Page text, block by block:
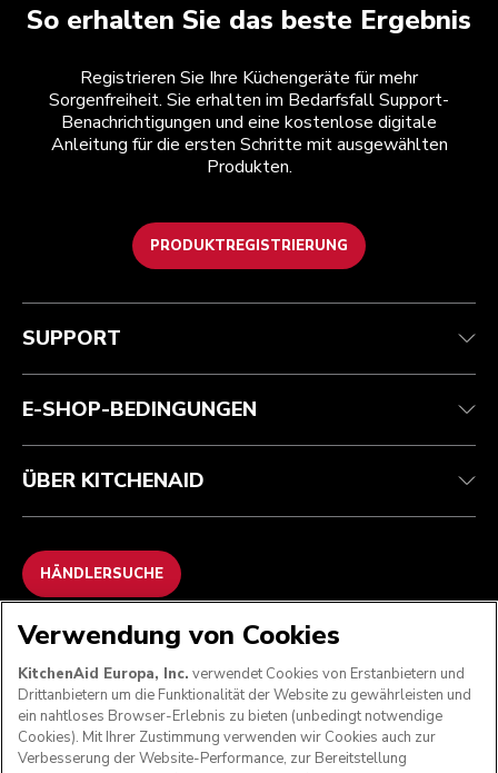
So erhalten Sie das beste Ergebnis
Registrieren Sie Ihre Küchengeräte für mehr
Sorgenfreiheit. Sie erhalten im Bedarfsfall Support-
Benachrichtigungen und eine kostenlose digitale
Anleitung für die ersten Schritte mit ausgewählten
Produkten.
PRODUKTREGISTRIERUNG
Health Check
Verfolgen Sie Ihre Bestellung
Garantie und Dokumente
Häufig gestellte fragen
Teilnahmebedingungen
Rückgaben und Erstattungen
Impressum
ODR
Die Marke
Händlersuche
SUPPORT
E-SHOP-BEDINGUNGEN
ÜBER KITCHENAID
HÄNDLERSUCHE
WIR AKZEPTIEREN
FOLGEN SIE UNS
Verwendung von Cookies
KitchenAid Europa, Inc. verwendet Cookies von Erstanbietern und
Drittanbietern um die Funktionalität der Website zu gewährleisten und
ein nahtloses Browser-Erlebnis zu bieten (unbedingt notwendige
Cookies). Mit Ihrer Zustimmung verwenden wir Cookies auch zur
Verbesserung der Website-Performance, zur Bereitstellung